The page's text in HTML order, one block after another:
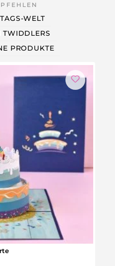
WELT
TWIDDLERS
PRODUKTE